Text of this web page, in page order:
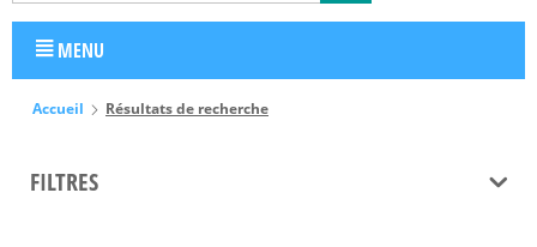
MENU
Accueil Résultats de recherche
FILTRES